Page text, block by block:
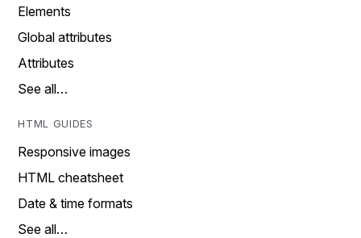
Elements
Global attributes
Attributes
See all…
HTML GUIDES
Responsive images
HTML cheatsheet
Date & time formats
See all…